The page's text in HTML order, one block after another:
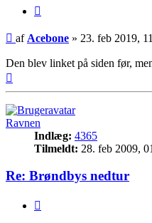
Indlæg
af Acebone » 23. feb 2019,
Den blev linket på siden før,
Ravnen
Indlæg: 4365
Tilmeldt: 28. feb 2009,
Re: Brøndbys nedtur